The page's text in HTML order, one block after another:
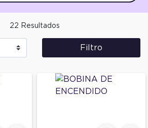
22 Resultados
Filtro